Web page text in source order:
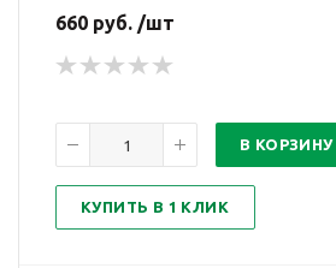
660 руб. /шт
В КОРЗИНУ
КУПИТЬ В 1 КЛИК